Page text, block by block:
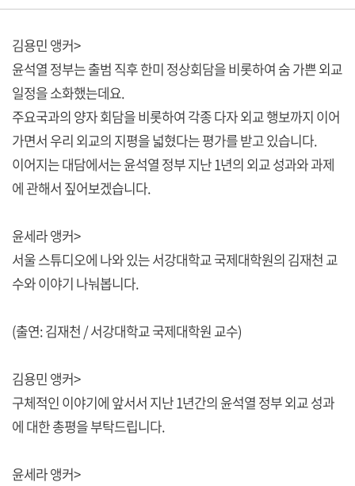
김용민 앵커>
윤석열 정부는 출범 직후 한미 정상회담을 비롯하여 숨 가쁜 외교
일정을 소화했는데요.
주요국과의 양자 회담을 비롯하여 각종 다자 외교 행보까지 이어
가면서 우리 외교의 지평을 넓혔다는 평가를 받고 있습니다.
이어지는 대담에서는 윤석열 정부 지난 1년의 외교 성과와 과제
에 관해서 짚어보겠습니다.
윤세라 앵커>
서울 스튜디오에 나와 있는 서강대학교 국제대학원의 김재천 교
수와 이야기 나눠봅니다.
(출연: 김재천 / 서강대학교 국제대학원 교수)
김용민 앵커>
구체적인 이야기에 앞서서 지난 1년간의 윤석열 정부 외교 성과
에 대한 총평을 부탁드립니다.
윤세라 앵커>